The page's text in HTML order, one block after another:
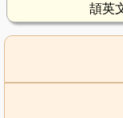
頡英